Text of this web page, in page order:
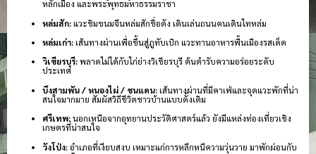
หลักเมือง และพระพุทธมหาธรรมราชา
หล่มสัก:แวะชิมขนมจีนหล่มสักชื่อดัง เดินเล่นถนนคนเดินไทหล่ม
หล่มเก่า:เส้นทางผ่านเพื่อขึ้นสู่ภูทับเบิก แวะทานอาหารพื้นเมืองรสเด็ด
วิเชียรบุรี:พลาดไม่ได้กับไก่ย่างวิเชียรบุรี ต้นตำรับความอร่อยระดับ
ประเทศ
บึงสามพัน / หนองไผ่ / ชนแดน:เส้นทางผ่านที่มีคาเฟ่และจุดแวะพักที่น่า
สนใจมากมาย สัมผัสวิถีชีวิตชาวบ้านแบบดั้งเดิม
ศรีเทพ:นอกเหนือจากอุทยานประวัติศาสตร์แล้ว ยังมีแหล่งท่องเที่ยวเชิง
เกษตรที่น่าสนใจ
วังโป่ง:อำเภอที่เงียบสงบ เหมาะแก่การหลีกหนีความวุ่นวาย มาพักผ่อนกับ